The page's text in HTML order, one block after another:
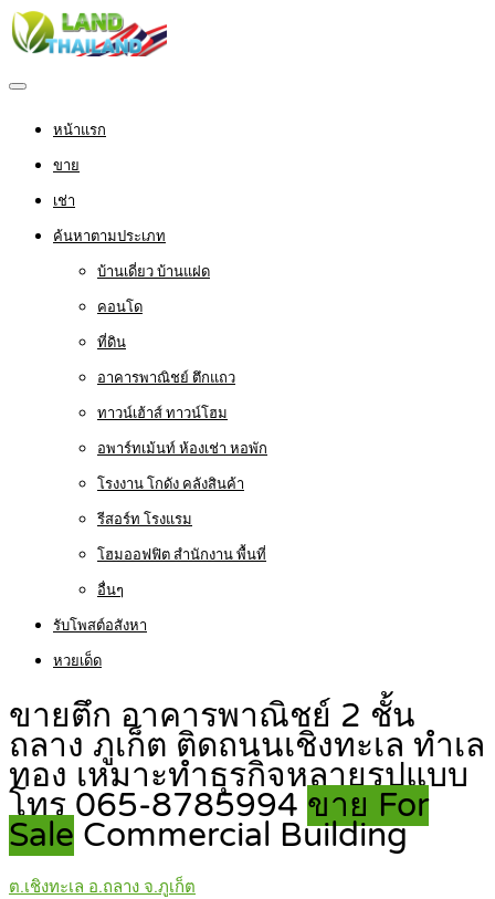
หน้าแรก
ขาย
เช่า
ค้นหาตามประเภท
บ้านเดี่ยว บ้านแฝด
คอนโด
ที่ดิน
อาคารพาณิชย์ ตึกแถว
ทาวน์เฮ้าส์ ทาวน์โฮม
อพาร์ทเม้นท์ ห้องเช่า หอพัก
โรงงาน โกดัง คลังสินค้า
รีสอร์ท โรงแรม
โฮมออฟฟิต สำนักงาน พื้นที่
อื่นๆ
รับโพสต์อสังหา
หวยเด็ด
ขายตึก อาคารพาณิชย์ 2 ชั้น
ถลาง ภูเก็ต ติดถนนเชิงทะเล ทำเล
ทอง เหมาะทำธุรกิจหลายรูปแบบ
โทร 065-8785994 ขาย For
Sale Commercial Building
ต.เชิงทะเล อ.ถลาง จ.ภูเก็ต